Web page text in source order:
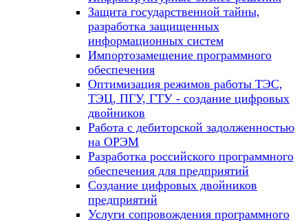
Защита государственной тайны,
разработка защищенных
информационных систем
Импортозамещение программного
обеспечения
Оптимизация режимов работы ТЭС,
ТЭЦ, ПГУ, ГТУ - создание цифровых
двойников
Работа с дебиторской задолженностью
на ОРЭМ
Разработка российского программного
обеспечения для предприятий
Создание цифровых двойников
предприятий
Услуги сопровождения программного